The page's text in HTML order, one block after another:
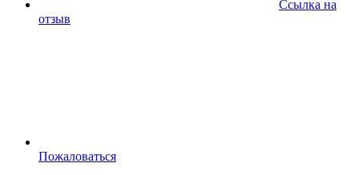
Ссылка на
отзыв
Пожаловаться